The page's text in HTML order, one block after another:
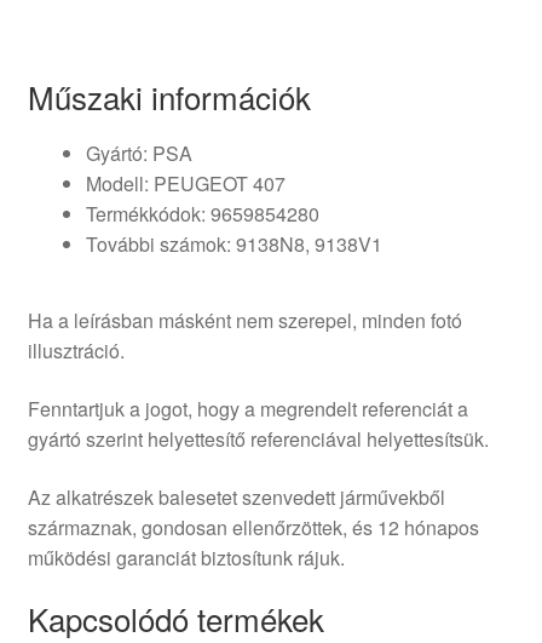
Műszaki információk
Gyártó: PSA
Modell: PEUGEOT 407
Termékkódok: 9659854280
További számok: 9138N8, 9138V1
Ha a leírásban másként nem szerepel, minden fotó
illusztráció.
Fenntartjuk a jogot, hogy a megrendelt referenciát a
gyártó szerint helyettesítő referenciával helyettesítsük.
Az alkatrészek balesetet szenvedett járművekből
származnak, gondosan ellenőrzöttek, és 12 hónapos
működési garanciát biztosítunk rájuk.
Kapcsolódó termékek